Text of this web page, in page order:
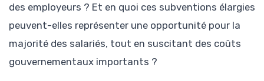
des employeurs ? Et en quoi ces subventions élargies
peuvent-elles représenter une opportunité pour la
majorité des salariés, tout en suscitant des coûts
gouvernementaux importants ?